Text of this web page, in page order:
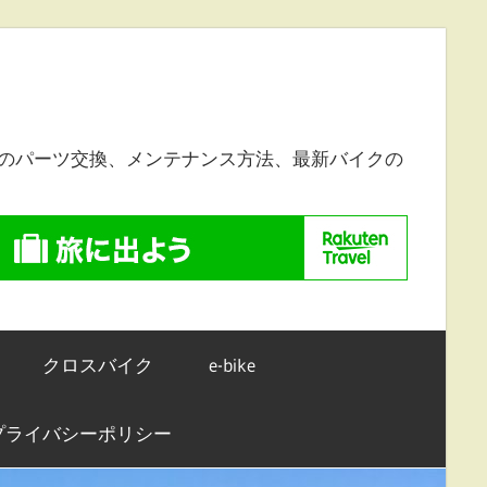
パーツ交換、メンテナンス方法、最新バイクの
クロスバイク e-bike
ライバシーポリシー